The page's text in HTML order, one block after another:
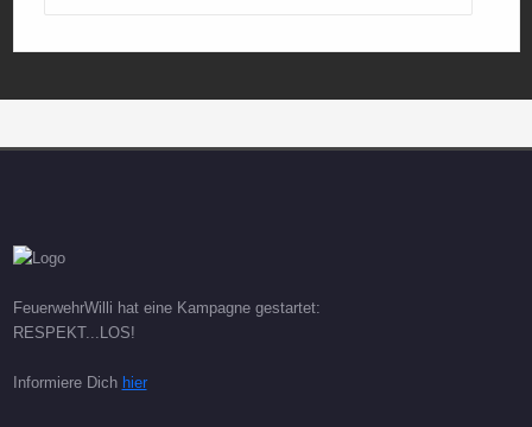
FeuerwehrWilli hat eine Kampagne gestartet:
RESPEKT...LOS!
Informiere Dich hier